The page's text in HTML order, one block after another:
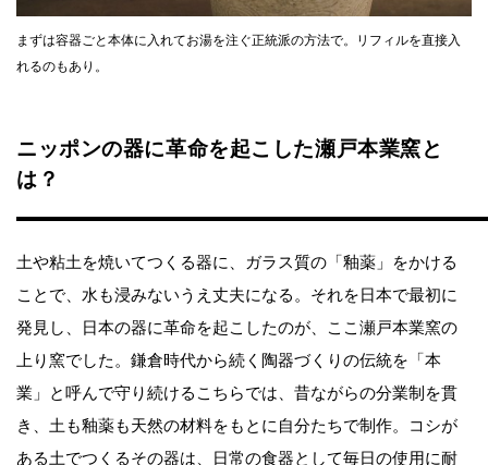
まずは容器ごと本体に入れてお湯を注ぐ正統派の方法で。リフィルを直接入
れるのもあり。
ニッポンの器に革命を起こした瀬戸本業窯と
は？
土や粘土を焼いてつくる器に、ガラス質の「釉薬」をかける
ことで、水も浸みないうえ丈夫になる。それを日本で最初に
発見し、日本の器に革命を起こしたのが、ここ瀬戸本業窯の
上り窯でした。鎌倉時代から続く陶器づくりの伝統を「本
業」と呼んで守り続けるこちらでは、昔ながらの分業制を貫
き、土も釉薬も天然の材料をもとに自分たちで制作。コシが
ある土でつくるその器は、日常の食器として毎日の使用に耐